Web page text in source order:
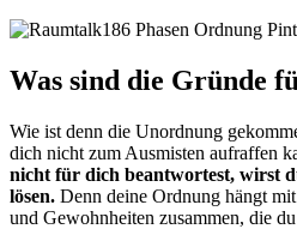
Was sind die Gründe
Wie ist denn die Unordnung
dich nicht zum Ausmisten aufraffen
nicht für dich beantwortest, wirst
lösen. Denn deine Ordnung hängt
und Gewohnheiten zusammen, die